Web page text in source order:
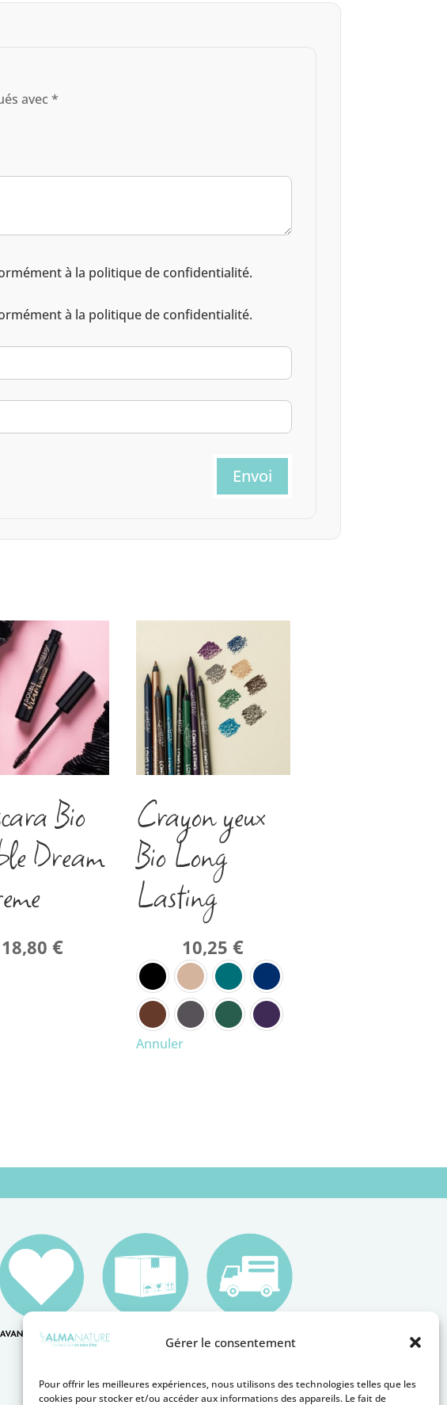
Gérer le consentement
Pour offrir les meilleures expériences, nous utilisons des technologies telles que les
cookies pour stocker et/ou accéder aux informations des appareils. Le fait de
avec*
à la politique de confidentialité.
à la politique de confidentialité.
Envoi
Bio
Dream
18,80 €
Crayon yeux
Bio Long
Lasting
10,25€
Annuler